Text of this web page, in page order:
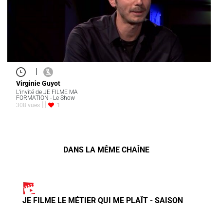
|
Virginie Guyot
L'invité de JE FILME MA
FORMATION - Le Show
308 vues
1
DANS LA MÊME CHAÎNE
JE FILME LE MÉTIER QUI ME PLAÎT - SAISON